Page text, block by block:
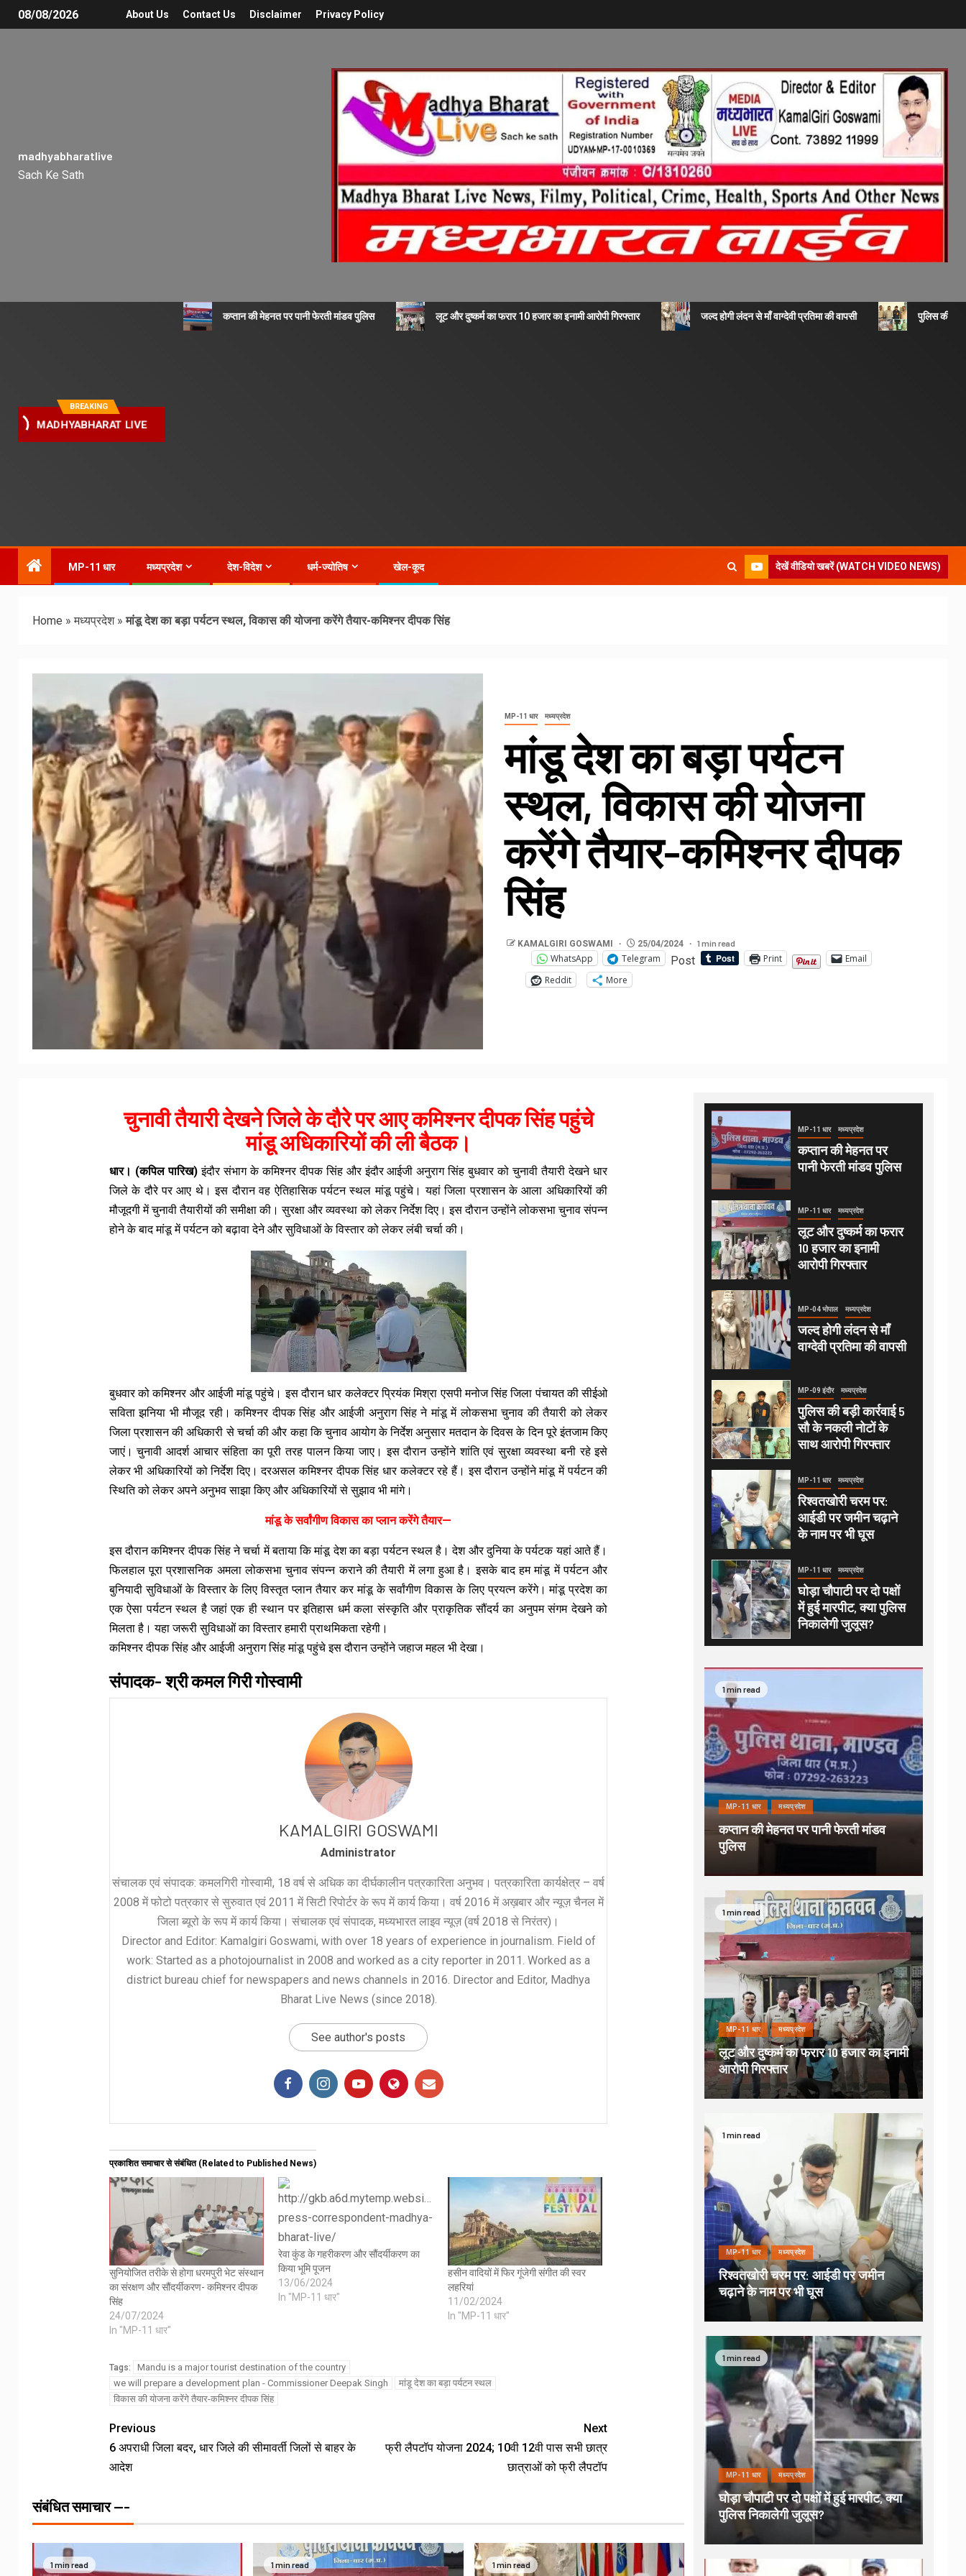
08/08/2026 About Us Contact Us Disclaimer Privacy Policy
madhyabharatlive
Sach Ke Sath
BREAKING
MADHYABHARAT LIVE
कप्तान की मेहनत पर पानी फेरती मांडव पुलिस लूट और दुष्कर्म का फरार 10 हजार का इनामी आरोपी गिरफ्तार जल्द होगी लंदन से माँ वाग्देवी प्रतिमा की वापसी पुलिस की बड़ी
MP-11 धार मध्यप्रदेश देश-विदेश धर्म-ज्योतिष खेल-कूद देखें वीडियो खबरें (WATCH VIDEO NEWS)
Home »मध्यप्रदेश»मांडू देश का बड़ा पर्यटन स्थल, विकास की योजना करेंगे तैयार-कमिश्नर दीपक सिंह
MP-11 धार मध्यप्रदेश
मांडू देश का बड़ा पर्यटन
स्थल, विकास की योजना
करेंगे तैयार-कमिश्नर दीपक
सिंह
KAMALGIRI GOSWAMI 25/04/2024 1 min read
WhatsApp Telegram Post Print
Email
Reddit
More
चुनावी तैयारी देखने जिले के दौरे पर आए कमिश्नर दीपक सिंह पहुंचे
मांडू अधिकारियों की ली बैठक।
धार। (कपिल पारिख)इंदौर संभाग के कमिश्नर दीपक सिंह और इंदौर आईजी अनुराग सिंह बुधवार को चुनावी तैयारी देखने धार
जिले के दौरे पर आए थे। इस दौरान वह ऐतिहासिक पर्यटन स्थल मांडू पहुंचे। यहां जिला प्रशासन के आला अधिकारियों की
मौजूदगी में चुनावी तैयारीयों की समीक्षा की। सुरक्षा और व्यवस्था को लेकर निर्देश दिए। इस दौरान उन्होंने लोकसभा चुनाव संपन्न
होने के बाद मांडू में पर्यटन को बढ़ावा देने और सुविधाओं के विस्तार को लेकर लंबी चर्चा की।
बुधवार को कमिश्नर और आईजी मांडू पहुंचे। इस दौरान धार कलेक्टर प्रियंक मिश्रा एसपी मनोज सिंह जिला पंचायत की सीईओ
सविता झनिया भी मौजूद रही। कमिश्नर दीपक सिंह और आईजी अनुराग सिंह ने मांडू में लोकसभा चुनाव की तैयारी को लेकर
जिला प्रशासन की अधिकारी से चर्चा की और कहा कि चुनाव आयोग के निर्देश अनुसार मतदान के दिवस के दिन पूरे इंतजाम किए
जाएं। चुनावी आदर्श आचार संहिता का पूरी तरह पालन किया जाए। इस दौरान उन्होंने शांति एवं सुरक्षा व्यवस्था बनी रहे इसे
लेकर भी अधिकारियों को निर्देश दिए। दरअसल कमिश्नर दीपक सिंह धार कलेक्टर रहे हैं। इस दौरान उन्होंने मांडू में पर्यटन की
स्थिति को लेकर अपने अनुभव साझा किए और अधिकारियों से सुझाव भी मांगे।
मांडू के सर्वांगीण विकास का प्लान करेंगे तैयार—
इस दौरान कमिश्नर दीपक सिंह ने चर्चा में बताया कि मांडू देश का बड़ा पर्यटन स्थल है। देश और दुनिया के पर्यटक यहां आते हैं।
फिलहाल पूरा प्रशासनिक अमला लोकसभा चुनाव संपन्न कराने की तैयारी में लगा हुआ है। इसके बाद हम मांडू में पर्यटन और
बुनियादी सुविधाओं के विस्तार के लिए विस्तृत प्लान तैयार कर मांडू के सर्वांगीण विकास के लिए प्रयत्न करेंगे। मांडू प्रदेश का
एक ऐसा पर्यटन स्थल है जहां एक ही स्थान पर इतिहास धर्म कला संस्कृति और प्राकृतिक सौंदर्य का अनुपम संगम देखने को
मिलता है। यहा जरूरी सुविधाओं का विस्तार हमारी प्राथमिकता रहेगी।
कमिश्नर दीपक सिंह और आईजी अनुराग सिंह मांडू पहुंचे इस दौरान उन्होंने जहाज महल भी देखा।
संपादक- श्री कमल गिरी गोस्वामी
KAMALGIRI GOSWAMI
Administrator
संचालक एवं संपादक: कमलगिरी गोस्वामी, 18 वर्ष से अधिक का दीर्घकालीन पत्रकारिता अनुभव। पत्रकारिता कार्यक्षेत्र – वर्ष
2008 में फोटो पत्रकार से सुरुवात एवं 2011 में सिटी रिपोर्टर के रूप में कार्य किया। वर्ष 2016 में अख़बार और न्यूज़ चैनल में
जिला ब्यूरो के रूप में कार्य किया। संचालक एवं संपादक, मध्यभारत लाइव न्यूज़ (वर्ष 2018 से निरंतर)।
Director and Editor: Kamalgiri Goswami, with over 18 years of experience in journalism. Field of
work: Started as a photojournalist in 2008 and worked as a city reporter in 2011. Worked as a
district bureau chief for newspapers and news channels in 2016. Director and Editor, Madhya
Bharat Live News (since 2018).
See author's posts
प्रकाशित समाचार से संबंधित (Related to Published News)
सुनियोजित तरीके से होगा धरमपुरी भेट संस्थान
का संरक्षण और सौंदर्यीकरण- कमिश्नर दीपक
सिंह
24/07/2024
In "MP-11 धार"
रेवा कुंड के गहरीकरण और सौंदर्यीकरण का
किया भूमि पूजन
13/06/2024
In "MP-11 धार"
हसीन वादियों में फिर गूंजेगी संगीत की स्वर
लहरियां
11/02/2024
In "MP-11 धार"
Tags:
Mandu is a major tourist destination of the country
we will prepare a development plan - Commissioner Deepak Singh
मांडू देश का बड़ा पर्यटन स्थल
विकास की योजना करेंगे तैयार-कमिश्नर दीपक सिंह
Previous
6 अपराधी जिला बदर, धार जिले की सीमावर्ती जिलों से बाहर के
आदेश
Next
फ्री लैपटॉप योजना 2024; 10वी 12वी पास सभी छात्र
छात्राओं को फ्री लैपटॉप
संबंधित समाचार ---
1 min read 1 min read 1 min read
MP-11 धार मध्यप्रदेश
कप्तान की मेहनत पर
पानी फेरती मांडव पुलिस
MP-11 धार मध्यप्रदेश
लूट और दुष्कर्म का फरार
10 हजार का इनामी
आरोपी गिरफ्तार
MP-04 भोपाल मध्यप्रदेश
जल्द होगी लंदन से माँ
वाग्देवी प्रतिमा की वापसी
MP-09 इंदौर मध्यप्रदेश
पुलिस की बड़ी कार्रवाई 5
सौ के नकली नोटों के
साथ आरोपी गिरफ्तार
MP-11 धार मध्यप्रदेश
रिश्वतखोरी चरम पर:
आईडी पर जमीन चढ़ाने
के नाम पर भी घूस
MP-11 धार मध्यप्रदेश
घोड़ा चौपाटी पर दो पक्षों
में हुई मारपीट, क्या पुलिस
निकालेगी जुलूस?
1 min read
MP-11 धार मध्यप्रदेश
कप्तान की मेहनत पर पानी फेरती मांडव
पुलिस
1 min read
MP-11 धार मध्यप्रदेश
लूट और दुष्कर्म का फरार 10 हजार का इनामी
आरोपी गिरफ्तार
1 min read
MP-11 धार मध्यप्रदेश
रिश्वतखोरी चरम पर: आईडी पर जमीन
चढ़ाने के नाम पर भी घूस
1 min read
MP-11 धार मध्यप्रदेश
घोड़ा चौपाटी पर दो पक्षों में हुई मारपीट, क्या
पुलिस निकालेगी जुलूस?